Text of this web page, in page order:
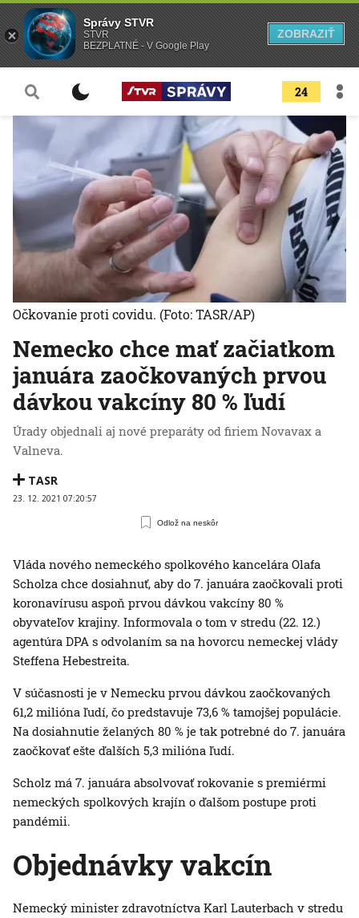
24
Nemecko chce mať začiatkom
januára zaočkovaných prvou
dávkou vakcíny 80 % ľudí
Úrady objednali aj nové preparáty od firiem Novavax a
Valneva.
TASR
23. 12. 2021 07:20:57
Odlož na neskôr
Očkovanie proti covidu. (Foto: TASR/AP)
Vláda nového nemeckého spolkového kancelára Olafa
Scholza chce dosiahnuť, aby do 7. januára zaočkovali proti
koronavírusu aspoň prvou dávkou vakcíny 80 %
obyvateľov krajiny. Informovala o tom v stredu (22. 12.)
agentúra DPA s odvolaním sa na hovorcu nemeckej vlády
Steffena Hebestreita.
V súčasnosti je v Nemecku prvou dávkou zaočkovaných
61,2 milióna ľudí, čo predstavuje 73,6 % tamojšej populácie.
Na dosiahnutie želaných 80 % je tak potrebné do 7. januára
zaočkovať ešte ďalších 5,3 milióna ľudí.
Scholz má 7. januára absolvovať rokovanie s premiérmi
nemeckých spolkových krajín o ďalšom postupe proti
pandémii.
Objednávky vakcín
Nemecký minister zdravotníctva Karl Lauterbach v stredu
Správy STVR
STVR
BEZPLATNÉ - V Google Play
ZOBRAZIŤ